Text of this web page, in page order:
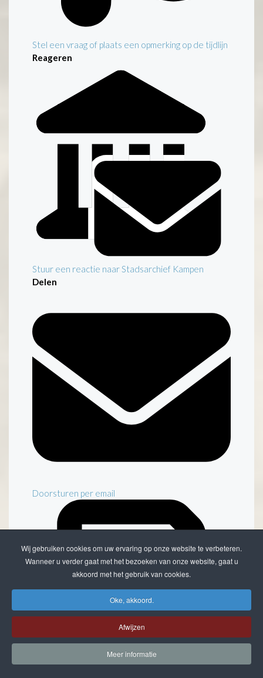
Stel een vraag of plaats een opmerking op de tijdlijn
Reageren
Stuur een reactie naar Stadsarchief Kampen
Delen
Doorsturen per email
Wij gebruiken cookies om uw ervaring op onze website te verbeteren.
Wanneer u verder gaat met het bezoeken van onze website, gaat u
akkoord met het gebruik van cookies.
Oke, akkoord.
Afwijzen
Meer informatie